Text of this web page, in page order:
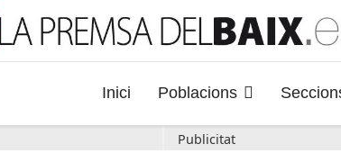
Inici Poblacions
Publicitat